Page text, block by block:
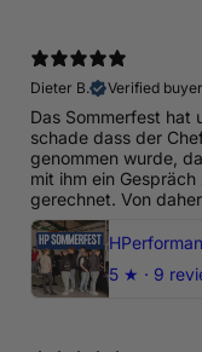
Dieter B.
Verified buyer
Das Sommerfest hat
schade dass der
genommen wurde,
mit ihm ein
gerechnet. Von
5 ★ · 9